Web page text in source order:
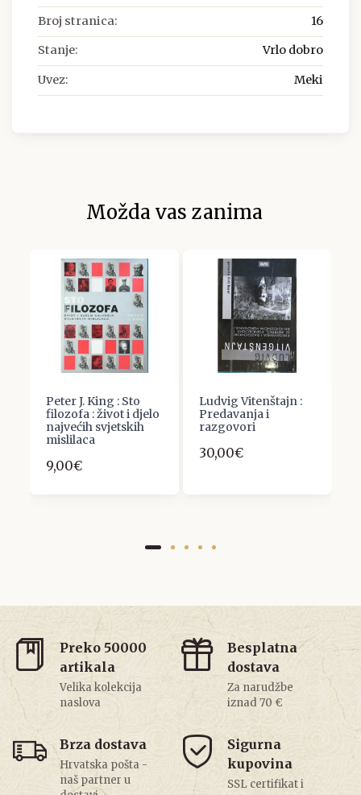
Broj stranica: 16
Stanje: Vrlo dobro
Uvez: Meki
Možda vas zanima
Peter J. King : Sto
filozofa : život i djelo
najvećih svjetskih
mislilaca
9,00€
Ludvig Vitenštajn :
Predavanja i
razgovori
30,00€
Preko 50000
artikala
Velika kolekcija
naslova
Besplatna
dostava
Za narudžbe
iznad 70 €
Brza dostava
Hrvatska pošta -
naš partner u
Sigurna
kupovina
SSL certifikat i